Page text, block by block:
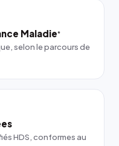
Maladie*
selon le parcours de
HDS, conformes au